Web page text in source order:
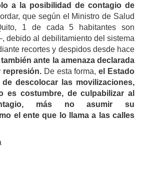
a la posibilidad de contagio de
que según el Ministro de Salud
1 de cada 5 habitantes son
debido al debilitamiento del sistema
recortes y despidos desde hace
ante la amenaza declarada
represión. De esta forma,el Estado
descolocar las movilizaciones,
es costumbre, de culpabilizar al
más no asumir su
el ente que lo llama a las calles